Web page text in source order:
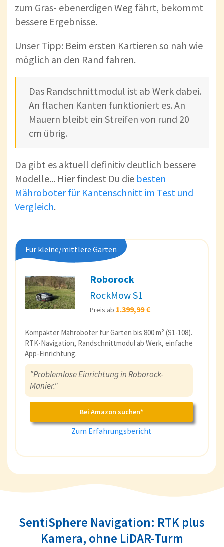
zum Gras- ebenerdigen Weg fährt, bekommt
bessere Ergebnisse.
Unser Tipp: Beim ersten Kartieren so nah wie
möglich an den Rand fahren.
Das Randschnittmodul ist ab Werk dabei.
An flachen Kanten funktioniert es. An
Mauern bleibt ein Streifen von rund 20
cm übrig.
Da gibt es aktuell definitiv deutlich bessere
Modelle... Hier findest Du die besten
Mähroboter für Kantenschnitt im Test und
Vergleich.
Für kleine/mittlere Gärten
Roborock
RockMow S1
Preis ab 1.399,99 €
Kompakter Mähroboter für Gärten bis 800 m² (S1-108).
RTK-Navigation, Randschnittmodul ab Werk, einfache
App-Einrichtung.
"Problemlose Einrichtung in Roborock-
Manier."
Bei Amazon suchen*
Zum Erfahrungsbericht
SentiSphere Navigation: RTK plus
Kamera, ohne LiDAR-Turm